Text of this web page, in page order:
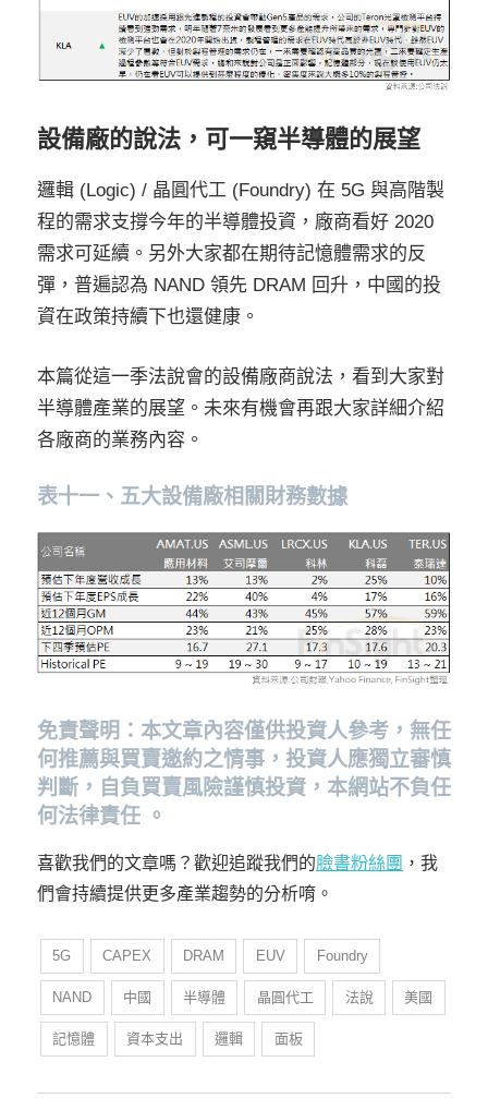
設備廠的說法，可一窺半導體的展望
邏輯 (Logic) / 晶圓代工 (Foundry) 在 5G 與高階製
程的需求支撐今年的半導體投資，廠商看好 2020
需求可延續。另外大家都在期待記憶體需求的反
彈，普遍認為 NAND 領先 DRAM 回升，中國的投
資在政策持續下也還健康。
本篇從這一季法說會的設備廠商說法，看到大家對
半導體產業的展望。未來有機會再跟大家詳細介紹
各廠商的業務內容。
表十一、五大設備廠相關財務數據
免責聲明：本文章內容僅供投資人參考，無任
何推薦與買賣邀約之情事，投資人應獨立審慎
判斷，自負買賣風險謹慎投資，本網站不負任
何法律責任 。
喜歡我們的文章嗎？歡迎追蹤我們的臉書粉絲團 ，我
們會持續提供更多產業趨勢的分析唷。
5G CAPEX DRAM EUV Foundry
NAND 中國 半導體 晶圓代工 法說 美國
記憶體 資本支出 邏輯 面板